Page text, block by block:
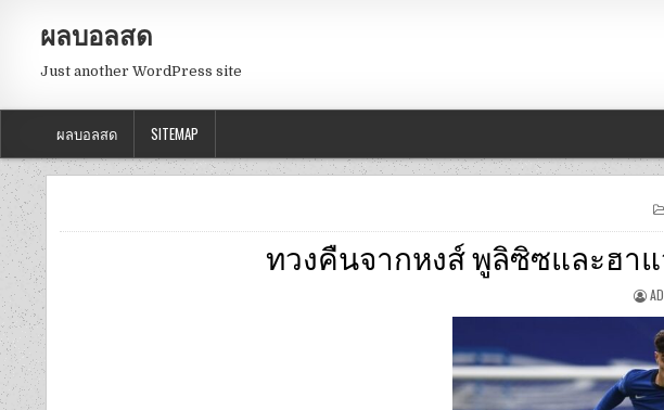
ผลบอลสด
Just another WordPress site
ผลบอลสด SITEMAP
ทวงคืนจากหงส์ พูลิซิซและฮา